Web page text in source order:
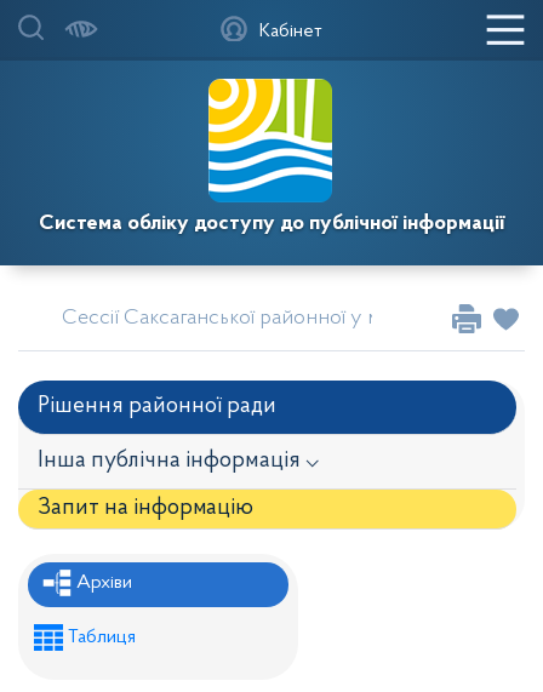
Система обліку доступу до публічної інформації
Кабінет
Сессії Саксаганської районної у місті Кривому
Рішення районної ради
Інша публічна інформація ⌵
Запит на iнформацію
Рішення районної ради
Рішення виконавчого комітету
Розпорядження районного голови
Архіви
Таблиця